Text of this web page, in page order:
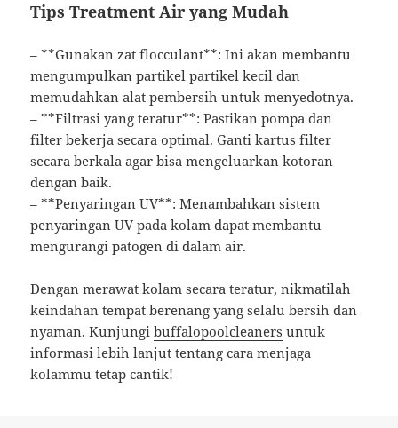
Tips Treatment Air yang Mudah
– **Gunakan zat flocculant**: Ini akan membantu
mengumpulkan partikel partikel kecil dan
memudahkan alat pembersih untuk menyedotnya.
– **Filtrasi yang teratur**: Pastikan pompa dan
filter bekerja secara optimal. Ganti kartus filter
secara berkala agar bisa mengeluarkan kotoran
dengan baik.
– **Penyaringan UV**: Menambahkan sistem
penyaringan UV pada kolam dapat membantu
mengurangi patogen di dalam air.
Dengan merawat kolam secara teratur, nikmatilah
keindahan tempat berenang yang selalu bersih dan
nyaman. Kunjungibuffalopoolcleaners untuk
informasi lebih lanjut tentang cara menjaga
kolammu tetap cantik!